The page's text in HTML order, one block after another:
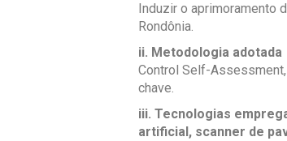
Induzir o aprimoramento
Rondônia.
ii. Metodologia adotada
Control Self-
chave.
iii. Tecnologias
artificial, scanner de